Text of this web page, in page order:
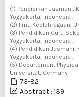
(1) Pendidikan Jasmani,
Yogyakarta, Indonesia ,
(2) Ilmu Keolahragaan,
(3) Pendidikan Guru
Yogyakarta, Indonesia ,
(4) Pendidikan Jasmani,
Yogyakarta, Indonesia ,
(5) Departement
Universitat, Germany
73-82
Abstract : 139